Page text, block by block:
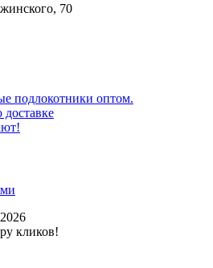
70
подлокотники оптом.
кликов!